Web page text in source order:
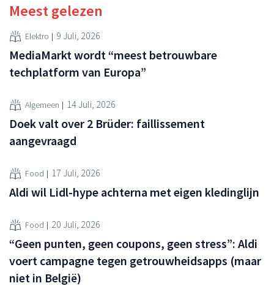
Meest gelezen
Elektro 9 Juli, 2026
MediaMarkt wordt “meest betrouwbare
techplatform van Europa”
Algemeen 14 Juli, 2026
Doek valt over 2 Brüder: faillissement
aangevraagd
Food 17 Juli, 2026
Aldi wil Lidl-hype achterna met eigen kledinglijn
Food 20 Juli, 2026
“Geen punten, geen coupons, geen stress”: Aldi
voert campagne tegen getrouwheidsapps (maar
niet in België)